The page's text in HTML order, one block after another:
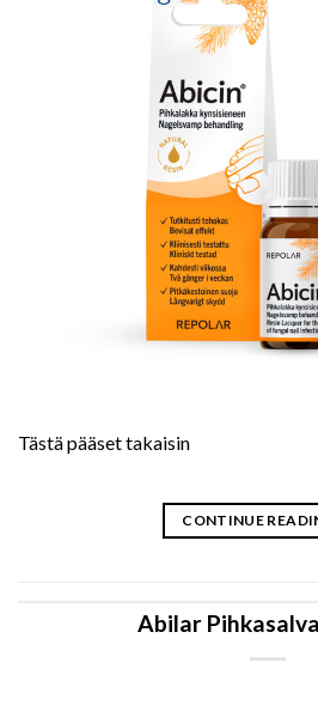
Tästä pääset takaisin
CONTINUE
Abilar